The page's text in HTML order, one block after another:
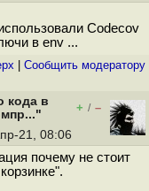
Codecov
в env ...
Cообщить модератору
кода в
+ / –
21, 08:06
почему не стоит